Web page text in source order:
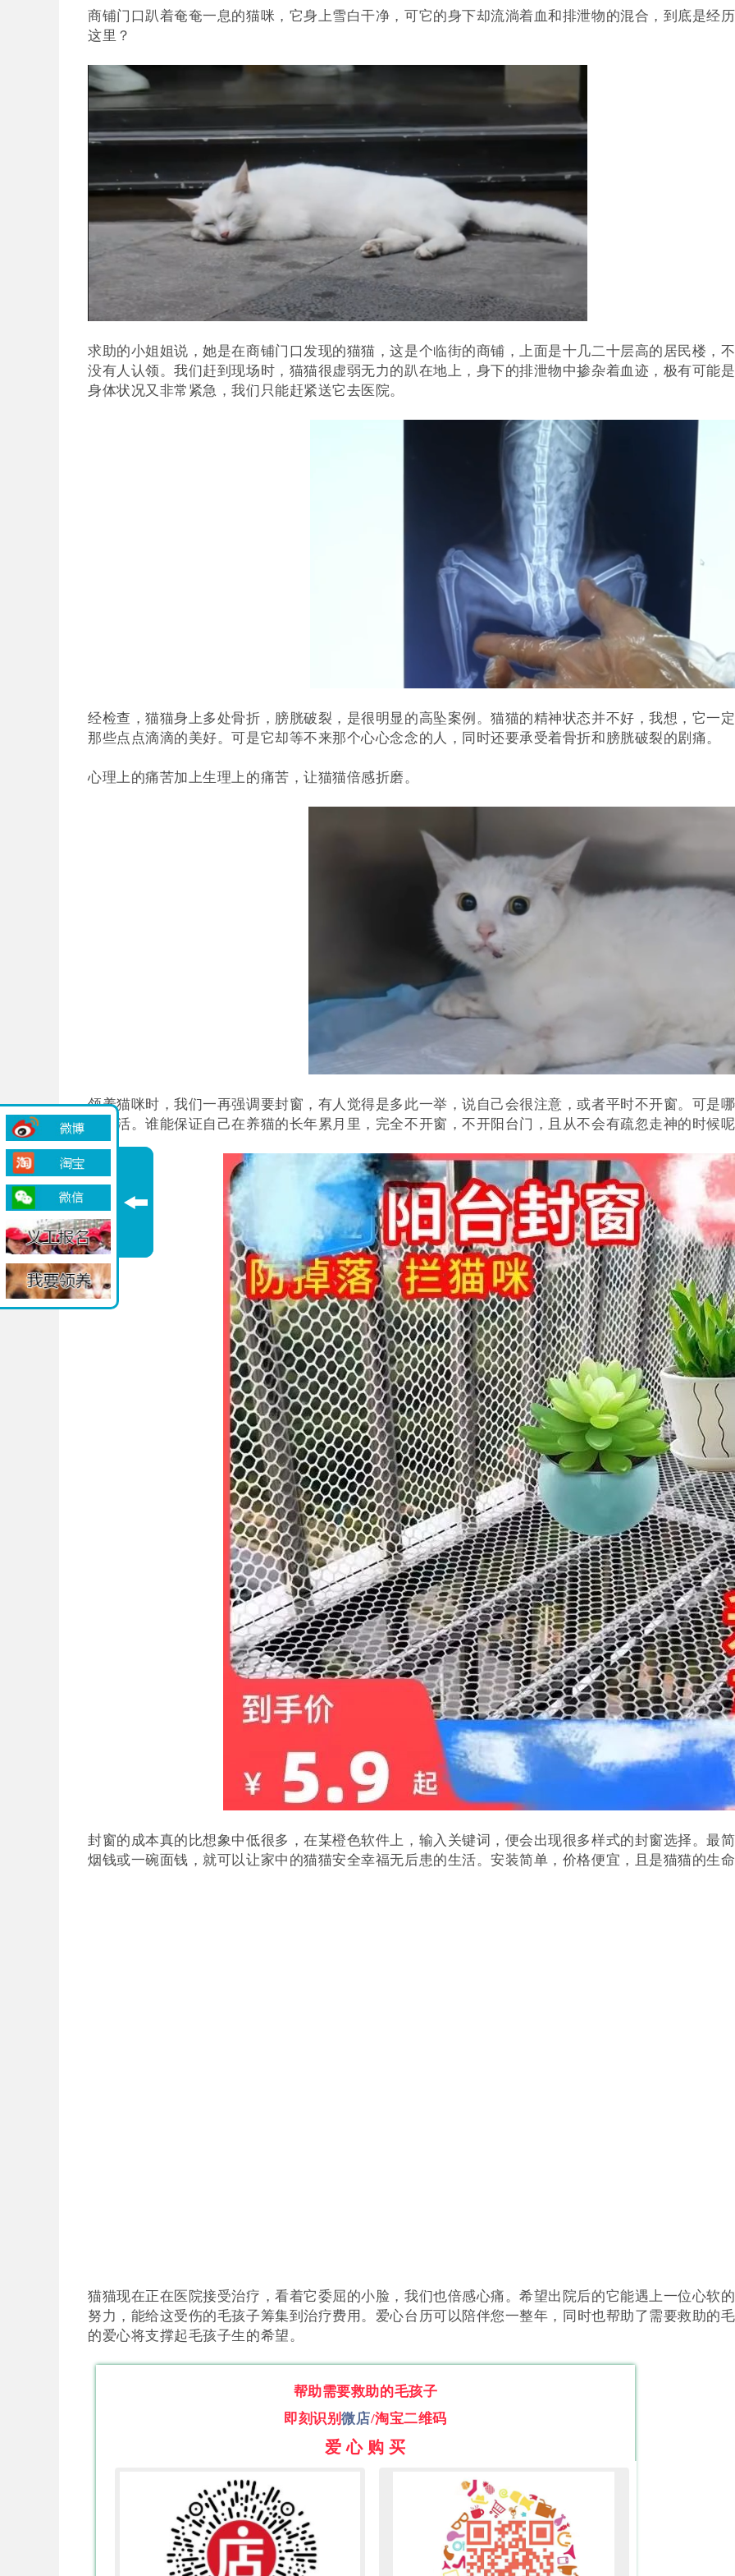
商铺门口趴着奄奄一息的猫咪，它身上雪白干净，可它的身下却流淌着血和排泄物的混合，到底是经
这里？
求助的小姐姐说，她是在商铺门口发现的猫猫，这是个临街的商铺，上面是十几二十层高的居民楼，
没有人认领。我们赶到现场时，猫猫很虚弱无力的趴在地上，身下的排泄物中掺杂着血迹，极有可能
身体状况又非常紧急，我们只能赶紧送它去医院。
经检查，猫猫身上多处骨折，膀胱破裂，是很明显的高坠案例。猫猫的精神状态并不好，我想，它一
那些点点滴滴的美好。可是它却等不来那个心心念念的人，同时还要承受着骨折和膀胱破裂的剧痛。
心理上的痛苦加上生理上的痛苦，让猫猫倍感折磨。
领养猫咪时，我们一再强调要封窗，有人觉得是多此一举，说自己会很注意，或者平时不开窗。 可是
的生活。谁能保证自己在养猫的长年累月里，完全不开窗，不开阳台门，且从不会有疏忽走神的时候
封窗的成本真的比想象中低很多，在某橙色软件上，输入关键词，便会出现很多样式的封窗选择。最
烟钱或一碗面钱，就可以让家中的猫猫安全幸福无后患的生活。安装简单，价格便宜，且是猫猫的生
猫猫现在正在医院接受治疗，看着它委屈的小脸，我们也倍感心痛。希望出院后的它能遇上一位心软
努力，能给这受伤的毛孩子筹集到治疗费用。爱心台历可以陪伴您一整年，同时也帮助了需要救助的
的爱心将支撑起毛孩子生的希望。
帮助需要救助的毛孩子
即刻识别微店/淘宝二维码
爱 心 购 买